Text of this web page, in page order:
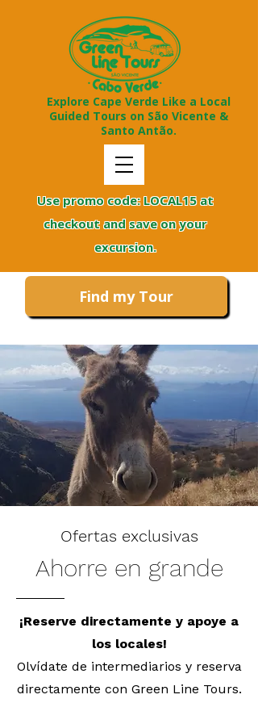
Explore Cape Verde Like a Local
Guided Tours on São Vicente &
Santo Antão.
Use promo code: LOCAL15 at
checkout and save on your
excursion.
Find my Tour
Ofertas exclusivas
Ahorre en grande
¡Reserve directamente y apoye a
los locales!
Olvídate de intermediarios y reserva
directamente con Green Line Tours.